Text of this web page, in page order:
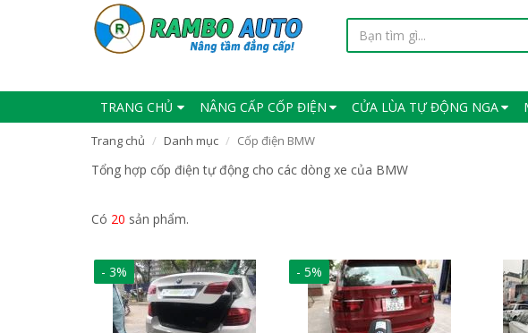
TRANG CHỦ NÂNG CẤP CỐP ĐIỆN CỬA LÙA TỰ ĐỘNG NGA
Trang chủ Danh mục Cốp điện BMW
Tổng hợp cốp điện tự động cho các dòng xe của BMW
Có 20 sản phẩm.
- 3% - 5%